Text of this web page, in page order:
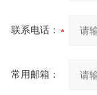
联系电话：
常用邮箱：